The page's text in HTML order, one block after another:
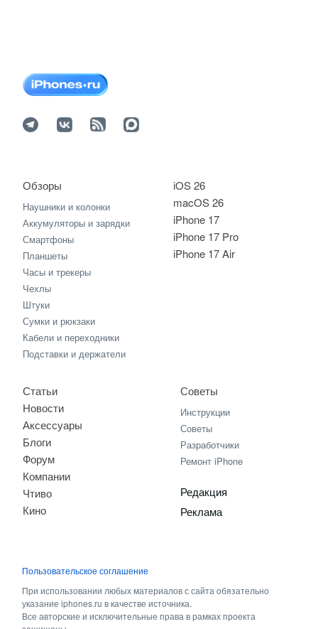
iOS 26
macOS 26
iPhone 17
iPhone 17 Pro
iPhone 17 Air
Обзоры
Наушники и колонки
Аккумуляторы и зарядки
Смартфоны
Планшеты
Часы и трекеры
Чехлы
Штуки
Сумки и рюкзаки
Кабели и переходники
Подставки и держатели
Статьи
Новости
Аксессуары
Блоги
Форум
Компании
Чтиво
Кино
Советы
Инструкции
Советы
Разработчики
Ремонт iPhone
Редакция
Реклама
Пользовательское соглашение
При использовании любых материалов с сайта обязательно
указание iphones.ru в качестве источника.
Все авторские и исключительные права в рамках проекта